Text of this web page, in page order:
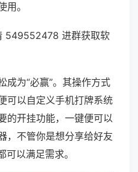
。
549552478 进群获取软
成为“必赢”。其操作方式
可以自定义手机打牌系统
的开挂功能，一键便可以
，不管你是想分享给好友
以满足需求。